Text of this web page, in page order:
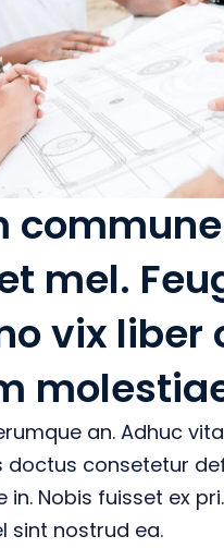
mel.
vix liber
an. Adhuc
doctus consetetur
Nobis fuisset ex
sint nostrud ea.